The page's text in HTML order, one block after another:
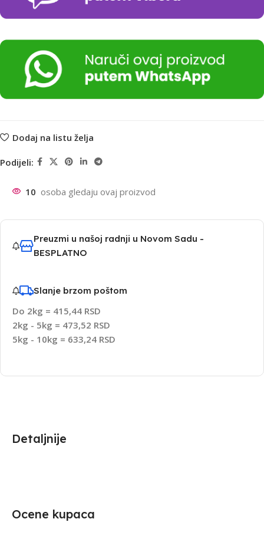
Dodaj na listu želja
Podijeli:
10 osoba gledaju ovaj proizvod
Preuzmi u našoj radnji u Novom Sadu -
BESPLATNO
Slanje brzom poštom
Do 2kg = 415,44 RSD
2kg - 5kg = 473,52 RSD
5kg - 10kg = 633,24 RSD
Detaljnije
Ocene kupaca